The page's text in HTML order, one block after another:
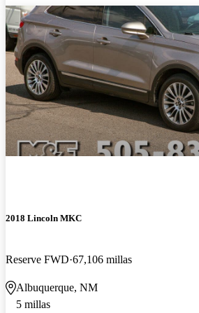
2018 Lincoln MKC
Reserve FWD 67,106 millas
Albuquerque, NM
5 millas